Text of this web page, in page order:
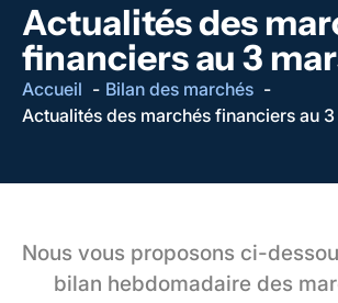
Actualités des
financiers au 3
Accueil
Bilan des marchés
Actualités des marchés financiers au
Nous vous proposons ci-
bilan hebdomadaire des